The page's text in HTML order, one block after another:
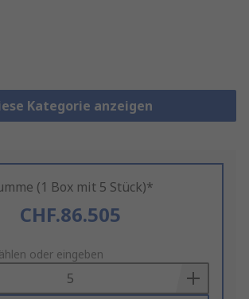
Kategorie anzeigen
(1 Box mit 5 Stück)*
CHF.86.505
oder eingeben